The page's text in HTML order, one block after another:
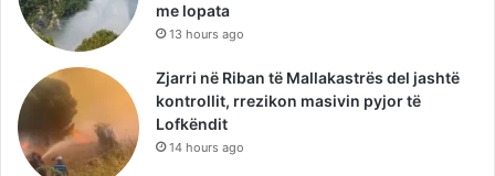
me lopata
13 hours ago
Zjarri në Riban të Mallakastrës del jashtë
kontrollit, rrezikon masivin pyjor të
Lofkëndit
14 hours ago